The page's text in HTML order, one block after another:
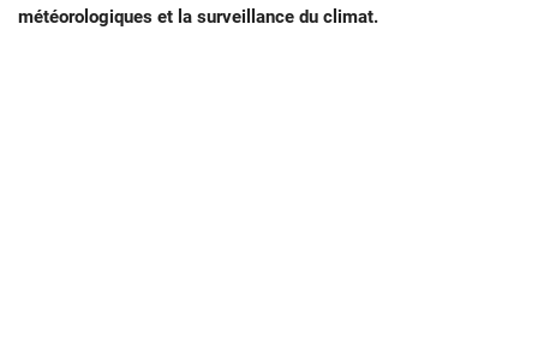
météorologiques et la surveillance du climat.